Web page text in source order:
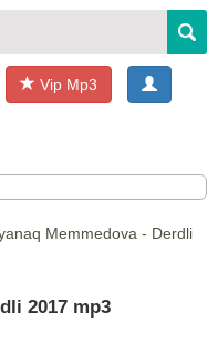
Vip Mp3
Memmedova - Derdli
2017 mp3